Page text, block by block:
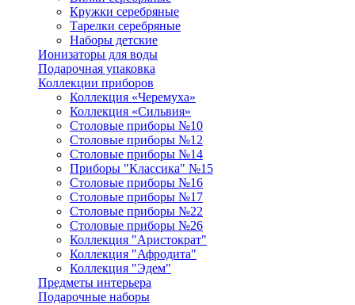
Кружки серебряные
Тарелки серебряные
Наборы детские
Ионизаторы для воды
Подарочная упаковка
Коллекции приборов
Коллекция «Черемуха»
Коллекция «Сильвия»
Столовые приборы №10
Столовые приборы №12
Столовые приборы №14
Приборы "Классика" №15
Столовые приборы №16
Столовые приборы №17
Столовые приборы №22
Столовые приборы №26
Коллекция "Аристократ"
Коллекция "Афродита"
Коллекция "Эдем"
Предметы интерьера
Подарочные наборы